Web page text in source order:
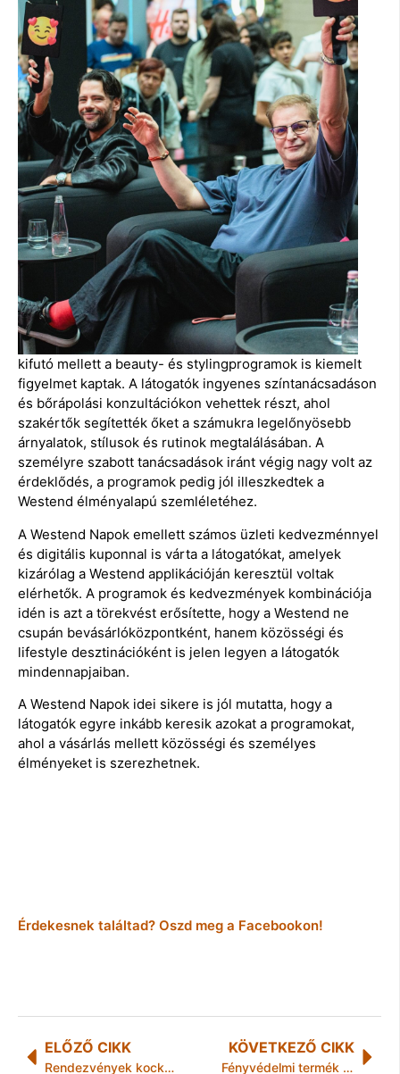
kifutó mellett a beauty- és stylingprogramok is kiemelt
figyelmet kaptak. A látogatók ingyenes színtanácsadáson
és bőrápolási konzultációkon vehettek részt, ahol
szakértők segítették őket a számukra legelőnyösebb
árnyalatok, stílusok és rutinok megtalálásában. A
személyre szabott tanácsadások iránt végig nagy volt az
érdeklődés, a programok pedig jól illeszkedtek a
Westend élményalapú szemléletéhez.
A Westend Napok emellett számos üzleti kedvezménnyel
és digitális kuponnal is várta a látogatókat, amelyek
kizárólag a Westend applikációján keresztül voltak
elérhetők. A programok és kedvezmények kombinációja
idén is azt a törekvést erősítette, hogy a Westend ne
csupán bevásárlóközpontként, hanem közösségi és
lifestyle desztinációként is jelen legyen a látogatók
mindennapjaiban.
A Westend Napok idei sikere is jól mutatta, hogy a
látogatók egyre inkább keresik azokat a programokat,
ahol a vásárlás mellett közösségi és személyes
élményeket is szerezhetnek.
Érdekesnek találtad? Oszd meg a Facebookon!
ELŐZŐ CIKK
Rendezvények kockázat elemzése szakmai szempontokból
KÖVETKEZŐ CIKK
Fényvédelmi termék kisokos – melyiket vegyük?